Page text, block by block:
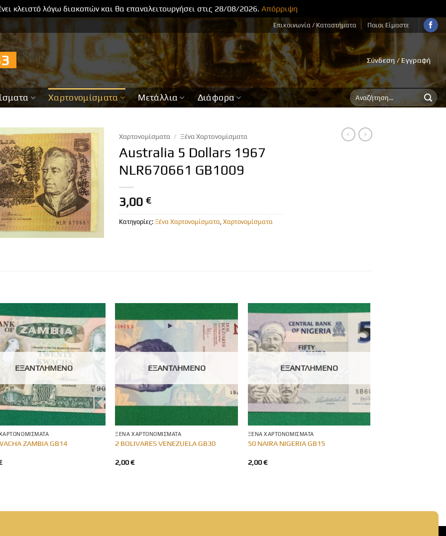
κλειστό λόγω διακοπών και θα επαναλειτουργήσει στις 28/08/2026.Απόρριψη
Επικοινωνία / Καταστήματα Ποιοι Είμαστε
Σύνδεση / Εγγραφή
Χαρτονομίσματα Μετάλλια Διάφορα
Αναζήτηση
για:
Χαρτονομίσματα / Ξένα Χαρτονομίσματα
Australia 5 Dollars 1967
NLR670661 GB1009
3,00 €
Κατηγορίες: Ξένα Χαρτονομίσματα Χαρτονομίσματα
ΕΞΑΝΤΛΗΜΈΝΟ
ZAMBIA GB14
ΕΞΑΝΤΛΗΜΈΝΟ
ΞΈΝΑ ΧΑΡΤΟΝΟΜΊΣΜΑΤΑ
2 BOLIVARES VENEZUELA GB30
2,00€
ΕΞΑΝΤΛΗΜΈΝΟ
ΞΈΝΑ ΧΑΡΤΟΝΟΜΊΣΜΑΤΑ
50 NAIRA NIGERIA GB15
2,00€